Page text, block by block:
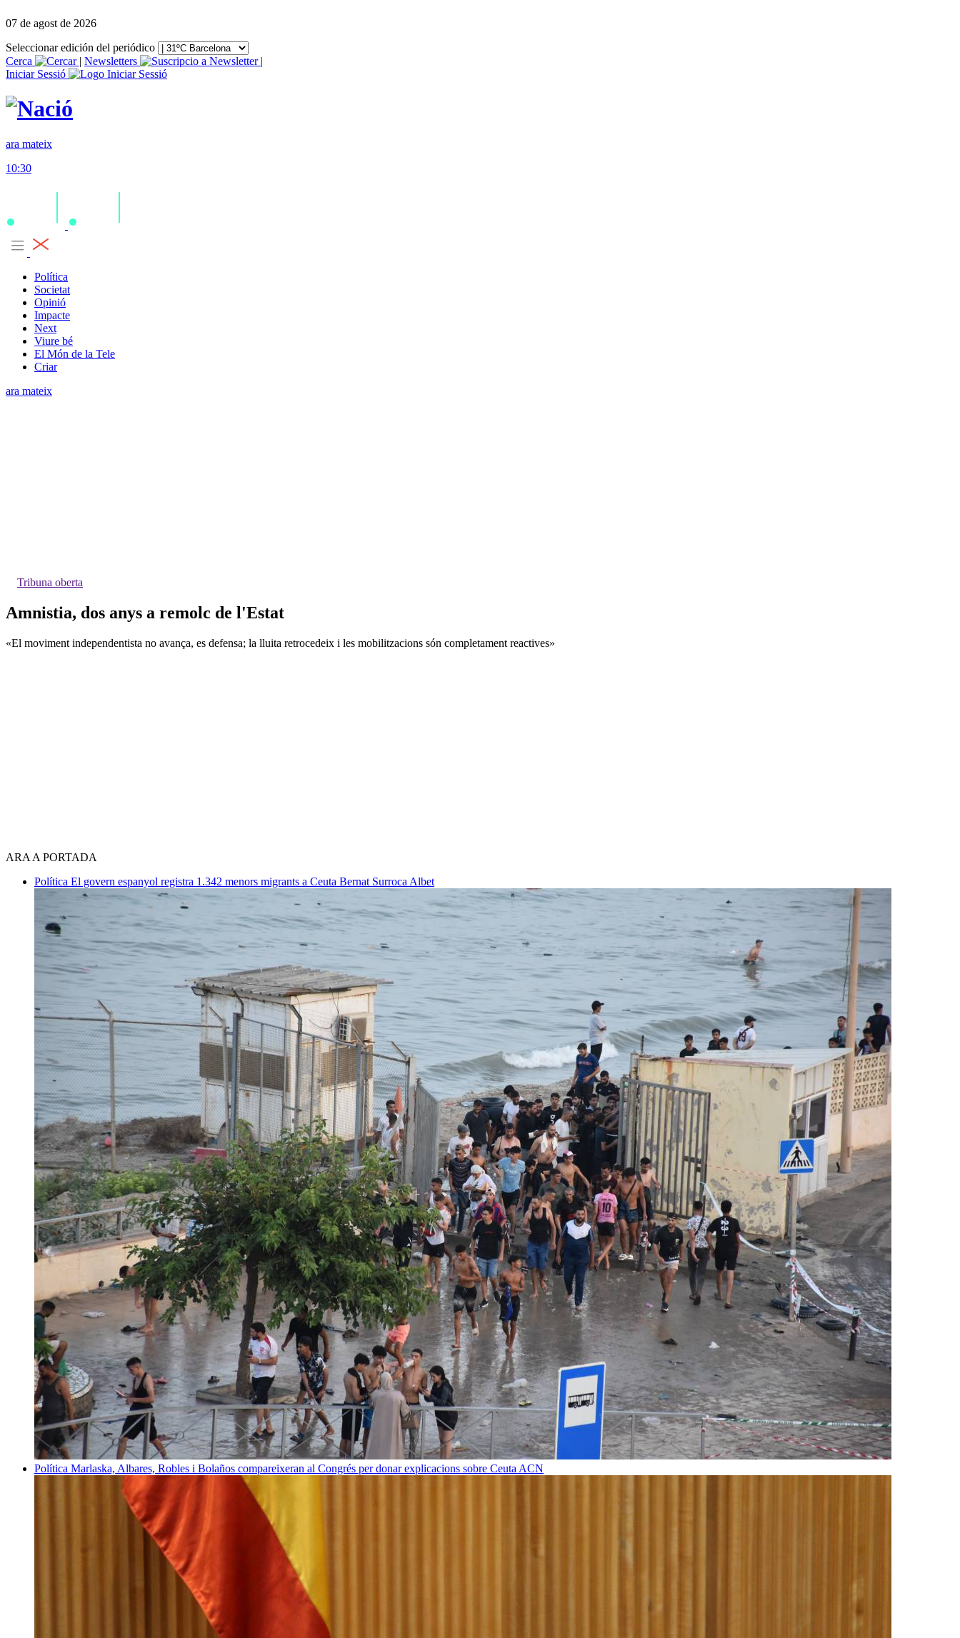
07 de agost de 2026
Seleccionar edición del periódico
Cerca
| Newsletters
|
Iniciar Sessió
ara mateix
10:30
Política
Societat
Opinió
Impacte
Next
Viure bé
El Món de la Tele
Criar
ara mateix
Tribuna oberta
Amnistia, dos anys a remolc de l'Estat
«El moviment independentista no avança, es defensa; la lluita retrocedeix i les mobilitzacions són completament reactives»
ARA A PORTADA
Política El govern espanyol registra 1.342 menors migrants a Ceuta Bernat Surroca Albet
Política Marlaska, Albares, Robles i Bolaños compareixeran al Congrés per donar explicacions sobre Ceuta ACN